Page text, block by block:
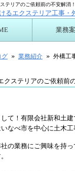
テリアのご依頼前の不安解
業務
プログリー
グ » 業務紹介 » 外構工
クステリアのご依頼前
て！有限会社新和土建
なべ市を中心に土木
の業務にご興味を持